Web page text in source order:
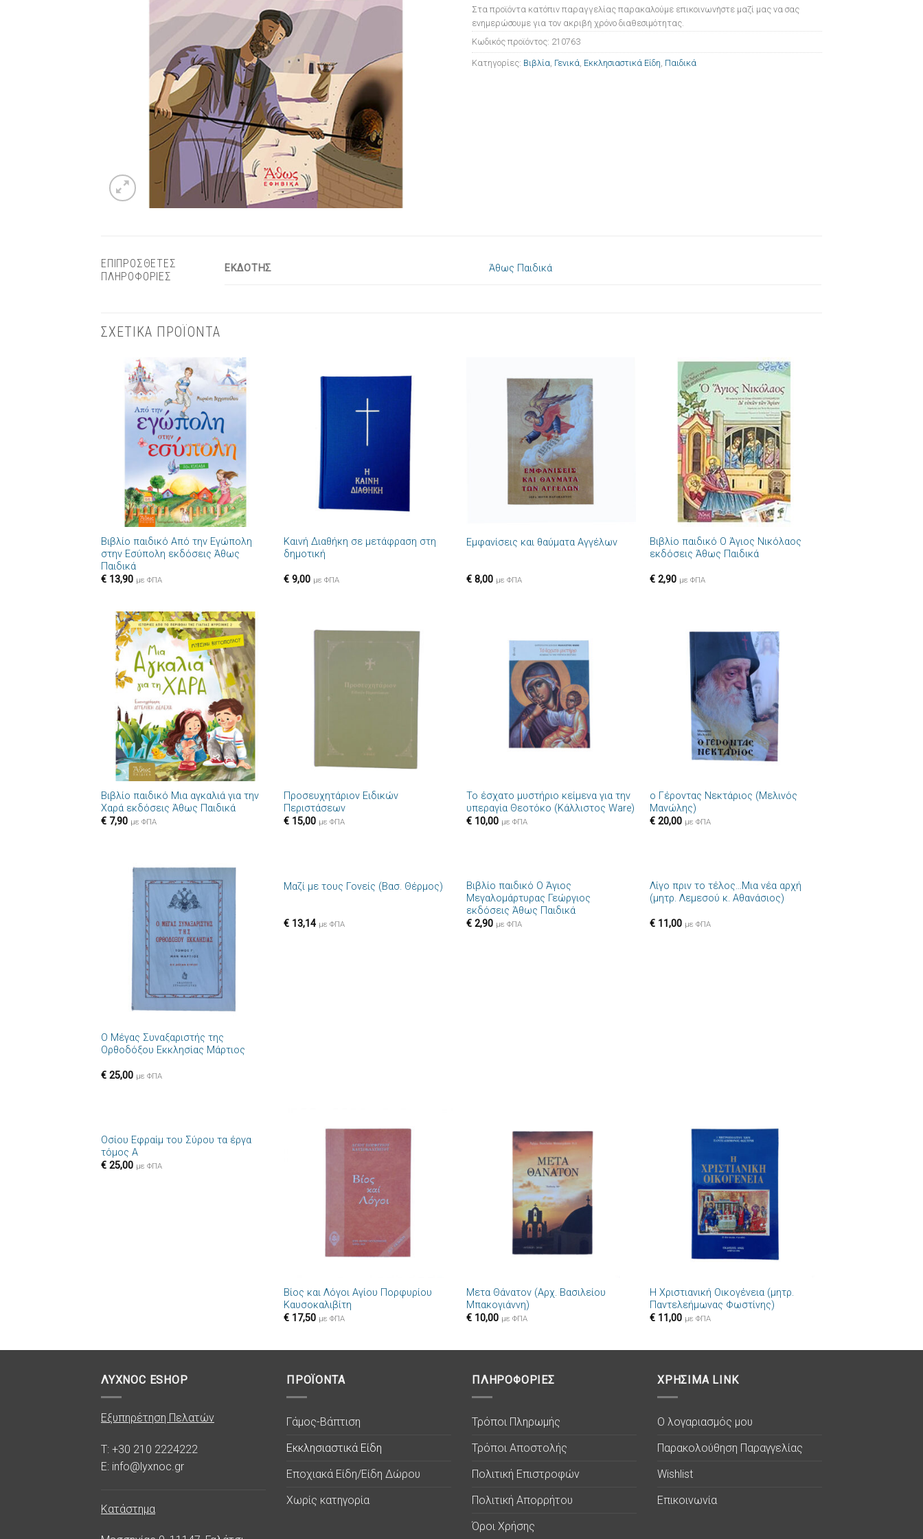
Στα προϊόντα κατόπιν παραγγελίας παρακαλούμε επικοινωνήστε μαζί μας να σας
ενημερώσουμε για τον ακριβή χρόνο διαθεσιμότητας.
Κωδικός προϊόντος: 210763
Κατηγορίες: Βιβλία Γενικά Εκκλησιαστικά Είδη Παιδικά
ΕΠΙΠΡΟΣΘΕΤΕΣ
ΠΛΗΡΟΦΟΡΙΕΣ
ΕΚΔΟΤΗΣ Άθως Παιδικά
ΣΧΕΤΙΚΑ ΠΡΟΪΟΝΤΑ
Πρόσθήκη
στην λίστα
Βιβλίο παιδικό Από την Εγώπολη
στην Εσύπολη εκδόσεις Άθως
Παιδικά
€13,90 με ΦΠΑ
Πρόσθήκη
στην λίστα
επιθυμιών
Καινή Διαθήκη σε μετάφραση στη
δημοτική
€ 9,00 με ΦΠΑ
Πρόσθήκη
στην λίστα
επιθυμιών
Εμφανίσεις και θαύματα Αγγέλων
€ 8,00 με ΦΠΑ
Πρόσθήκη
στην λίστα
επιθυμιών
Βιβλίο παιδικό Ο Άγιος Νικόλαος
εκδόσεις Άθως Παιδικά
€2,90 με ΦΠΑ
Πρόσθήκη
στην λίστα
επιθυμιών
+
Βιβλίο παιδικό Μια αγκαλιά για την
Χαρά εκδόσεις Άθως Παιδικά
€7,90 με ΦΠΑ
Πρόσθήκη
Προσευχητάριον Ειδικών
Περιστάσεων
€ 15,00 με ΦΠΑ
στην λίστα
Το έσχατο μυστήριο κείμενα για την
υπεραγία Θεοτόκο (Κάλλιστος Ware)
€ 10,00 με ΦΠΑ
Πρόσθήκη
στην λίστα
επιθυμιών
ο Γέροντας Νεκτάριος (Μελινός
Μανώλης)
€20,00 με ΦΠΑ
στην λίστα
επιθυμιών
Ο Μέγας Συναξαριστής της
Ορθοδόξου Εκκλησίας Μάρτιος
€25,00 με ΦΠΑ
Πρόσθήκη
Μαζί με τους Γονείς (Βασ. Θέρμος)
€ 13,14 με ΦΠΑ
στην λίστα
Βιβλίο παιδικό Ο Άγιος
Μεγαλομάρτυρας Γεώργιος
εκδόσεις Άθως Παιδικά
€ 2,90 με ΦΠΑ
Πρόσθήκη
στην λίστα
Λίγο πριν το τέλος…Μια νέα αρχή
(μητρ. Λεμεσού κ. Αθανάσιος)
€11,00 με ΦΠΑ
Πρόσθήκη
Οσίου Εφραίμ του Σύρου τα έργα
τόμος Α
€25,00 με ΦΠΑ
Βίος και Λόγοι Αγίου Πορφυρίου
Καυσοκαλιβίτη
€ 17,50 με ΦΠΑ
Πρόσθήκη
στην λίστα
Μετα Θάνατον (Αρχ. Βασιλείου
Μπακογιάννη)
€ 10,00 με ΦΠΑ
Πρόσθήκη
Η Χριστιανική Οικογένεια (μητρ.
Παντελεήμωνας Φωστίνης)
€11,00 με ΦΠΑ
ΛΥΧΝΟC ESHOP
Εξυπηρέτηση Πελατών
T: +30 210 2224222
E: info@lyxnoc.gr
Κατάστημα
ΠΡΟΪΟΝΤΑ
Γάμος-Βάπτιση
Εκκλησιαστικά Είδη
Εποχιακά Είδη/Είδη Δώρου
Χωρίς κατηγορία
ΠΛΗΡΟΦΟΡΙΕΣ
Τρόποι Πληρωμής
Τρόποι Αποστολής
Πολιτική Επιστροφών
Πολιτική Απορρήτου
Όροι Χρήσης
ΧΡΗΣΙΜΑ LINK
Ο λογαριασμός μου
Παρακολούθηση Παραγγελίας
Wishlist
Επικοινωνία